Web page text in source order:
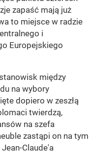
zapaść mają już
to miejsce w radzie
i
Europejskiego
między
na wybory
dopiero w zeszłą
twierdzą,
na szefa
zastąpi on na tym
Claude'a